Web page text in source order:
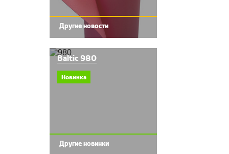
Другие новости
Baltic 980
Новинка
Другие новинки